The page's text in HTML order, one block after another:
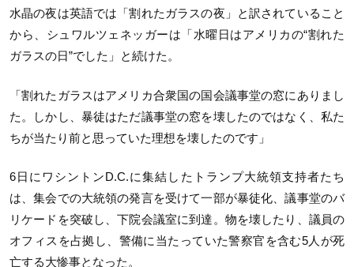
水晶の夜は英語では「割れたガラスの夜」と訳されていること
から、シュワルツェネッガーは「水曜日はアメリカの“割れた
ガラスの日”でした」と続けた。
「割れたガラスはアメリカ合衆国の国会議事堂の窓にありまし
た。しかし、暴徒はただ議事堂の窓を壊したのではなく、私た
ちが当たり前と思っていた理想を壊したのです」
6日にワシントンD.C.に集結したトランプ大統領支持者たち
は、集会での大統領の発言を受けて一部が暴徒化、議事堂のバ
リケードを突破し、下院会議室に到達。物を壊したり、議員の
オフィスを占拠し、警備に当たっていた警察官を含む5人が死
亡する大惨事となった。